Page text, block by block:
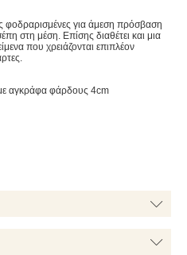
φοδραρισμένες για άμεση πρόσβαση
στη μέση. Επίσης διαθέτει και μια
που χρειάζονται επιπλέον
με αγκράφα φάρδους 4cm